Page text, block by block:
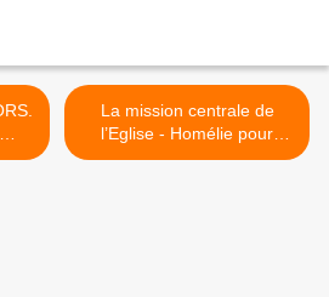
La mission centrale de
l’Eglise - Homélie pour
l’Ascension du Seigneur C >